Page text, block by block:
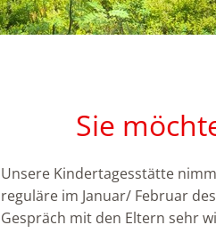
Sie
Unsere Kindertagesstätte
reguläre im Januar/ Februar
Gespräch mit den Eltern sehr